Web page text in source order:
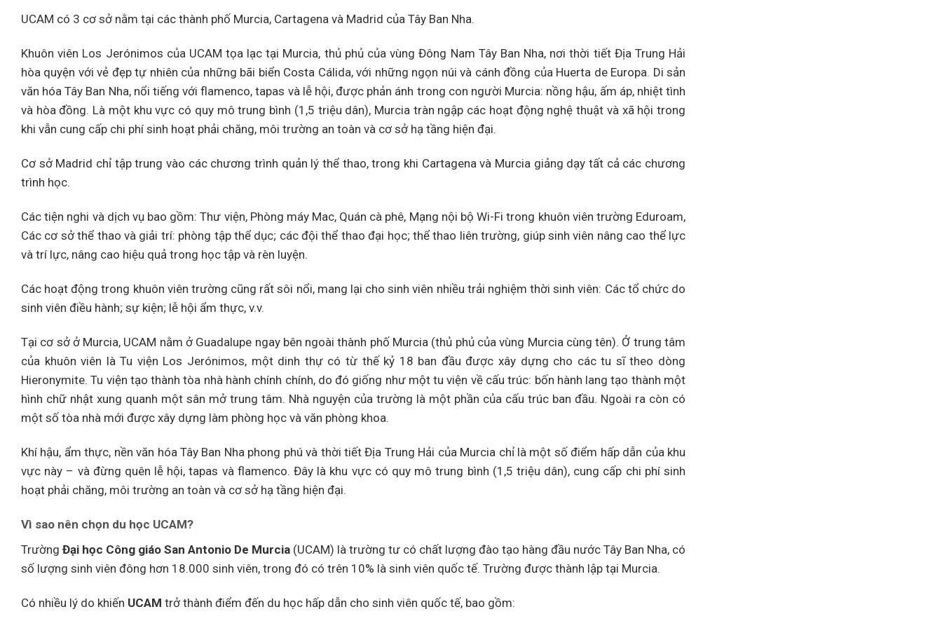
UCAM có 3 cơ sở nằm tại các thành phố Murcia, Cartagena và Madrid của Tây Ban Nha.
Khuôn viên Los Jerónimos của UCAM tọa lạc tại Murcia, thủ phủ của vùng Đông Nam Tây Ban Nha, nơi thời tiết Địa Trung Hải
hòa quyện với vẻ đẹp tự nhiên của những bãi biển Costa Cálida, với những ngọn núi và cánh đồng của Huerta de Europa. Di sản
văn hóa Tây Ban Nha, nổi tiếng với flamenco, tapas và lễ hội, được phản ánh trong con người Murcia: nồng hậu, ấm áp, nhiệt tình
và hòa đồng. Là một khu vực có quy mô trung bình (1,5 triệu dân), Murcia tràn ngập các hoạt động nghệ thuật và xã hội trong
khi vẫn cung cấp chi phí sinh hoạt phải chăng, môi trường an toàn và cơ sở hạ tầng hiện đại.
Cơ sở Madrid chỉ tập trung vào các chương trình quản lý thể thao, trong khi Cartagena và Murcia giảng dạy tất cả các chương
trình học.
Các tiện nghi và dịch vụ bao gồm: Thư viện, Phòng máy Mac, Quán cà phê, Mạng nội bộ Wi-Fi trong khuôn viên trường Eduroam,
Các cơ sở thể thao và giải trí: phòng tập thể dục; các đội thể thao đại học; thể thao liên trường, giúp sinh viên nâng cao thể lực
và trí lực, nâng cao hiệu quả trong học tập và rèn luyện.
Các hoạt động trong khuôn viên trường cũng rất sôi nổi, mang lại cho sinh viên nhiều trải nghiệm thời sinh viên: Các tổ chức do
sinh viên điều hành; sự kiện; lễ hội ẩm thực, v.v.
Tại cơ sở ở Murcia, UCAM nằm ở Guadalupe ngay bên ngoài thành phố Murcia (thủ phủ của vùng Murcia cùng tên). Ở trung tâm
của khuôn viên là Tu viện Los Jerónimos, một dinh thự có từ thế kỷ 18 ban đầu được xây dựng cho các tu sĩ theo dòng
Hieronymite. Tu viện tạo thành tòa nhà hành chính chính, do đó giống như một tu viện về cấu trúc: bốn hành lang tạo thành một
hình chữ nhật xung quanh một sân mở trung tâm. Nhà nguyện của trường là một phần của cấu trúc ban đầu. Ngoài ra còn có
một số tòa nhà mới được xây dựng làm phòng học và văn phòng khoa.
Khí hậu, ẩm thực, nền văn hóa Tây Ban Nha phong phú và thời tiết Địa Trung Hải của Murcia chỉ là một số điểm hấp dẫn của khu
vực này – và đừng quên lễ hội, tapas và flamenco. Đây là khu vực có quy mô trung bình (1,5 triệu dân), cung cấp chi phí sinh
hoạt phải chăng, môi trường an toàn và cơ sở hạ tầng hiện đại.
Vì sao nên chọn du học UCAM?
Trường Đại học Công giáo San Antonio De Murcia (UCAM) là trường tư có chất lượng đào tạo hàng đầu nước Tây Ban Nha, có
số lượng sinh viên đông hơn 18.000 sinh viên, trong đó có trên 10% là sinh viên quốc tế. Trường được thành lập tại Murcia.
Có nhiều lý do khiến UCAM trở thành điểm đến du học hấp dẫn cho sinh viên quốc tế, bao gồm: